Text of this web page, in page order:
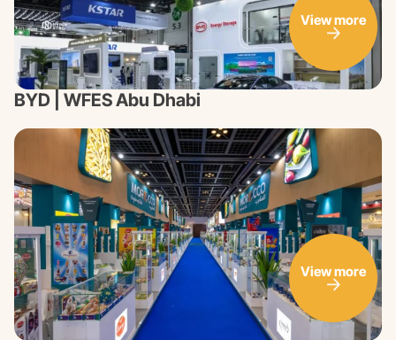
BYD | WFES Abu Dhabi
View more
View more